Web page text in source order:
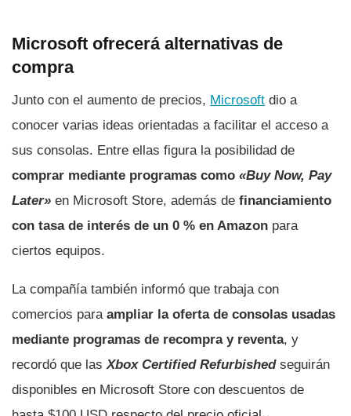
Microsoft ofrecerá alternativas de
compra
Junto con el aumento de precios, Microsoft dio a
conocer varias ideas orientadas a facilitar el acceso a
sus consolas. Entre ellas figura la posibilidad de
comprar mediante programas como «Buy Now, Pay
Later» en Microsoft Store, además de financiamiento
con tasa de interés de un 0 % en Amazon para
ciertos equipos.
La compañía también informó que trabaja con
comercios para ampliar la oferta de consolas usadas
mediante programas de recompra y reventa, y
recordó que las Xbox Certified Refurbishedseguirán
disponibles en Microsoft Store con descuentos de